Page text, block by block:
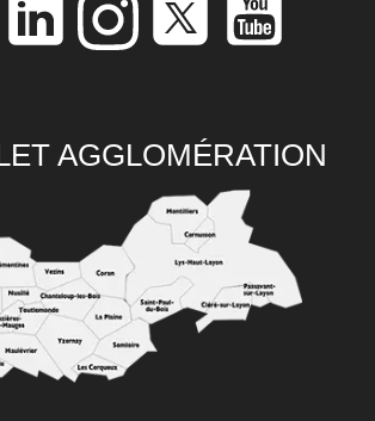
AGGLOMÉRATION